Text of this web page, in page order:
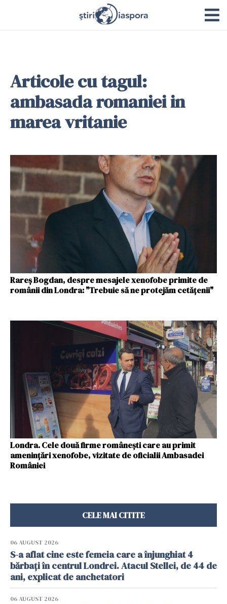
Articole cu tagul:
ambasada romaniei in
marea vritanie
Rareş Bogdan, despre mesajele xenofobe primite de
românii din Londra: "Trebuie să ne protejăm cetăţenii"
Londra. Cele două firme româneşti care au primit
ameninţări xenofobe, vizitate de oficialii Ambasadei
României
CELE MAI CITITE
06 AUGUST 2026
S-a aflat cine este femeia care a înjunghiat 4
bărbați în centrul Londrei. Atacul Stellei, de 44 de
ani, explicat de anchetatori
06 AUGUST 2026